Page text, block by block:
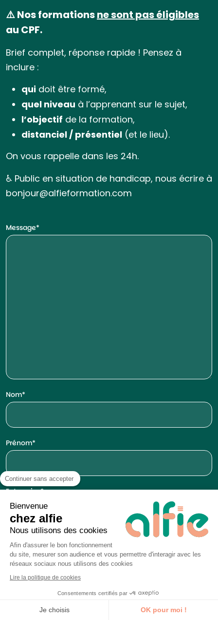
⚠️ Nos formationsne sont pas éligibles
au CPF.
Brief complet, réponse rapide ! Pensez à
inclure :
qui doit être formé,
quel niveau à l’apprenant sur le sujet,
l’objectif de la formation,
distanciel / présentiel (et le lieu).
On vous rappelle dans les 24h.
♿ Public en situation de handicap, nous écrire à
bonjour@alfieformation.com
Message
Nom
Prénom
Entreprise
Continuer sans accepter
Bienvenue
chez alfie
Nous utilisons des cookies
Afin d'assurer le bon fonctionnement
du site, mesurer son audience et vous permettre d'interagir avec les
réseaux sociaux nous utilisons des cookies
Lire la politique de cookies
Consentements certifiés par
Je choisis OK pour moi !